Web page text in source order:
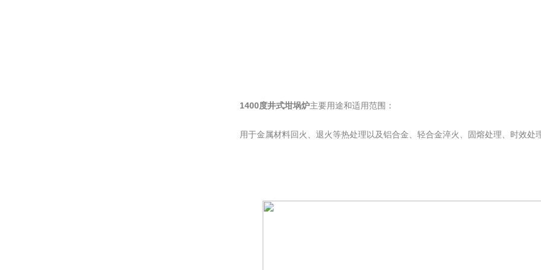
1400度井式坩埚炉主要用途和适用范围：
用于金属材料回火、退火等热处理以及铝合金、轻合金淬火、固熔处理、时效处